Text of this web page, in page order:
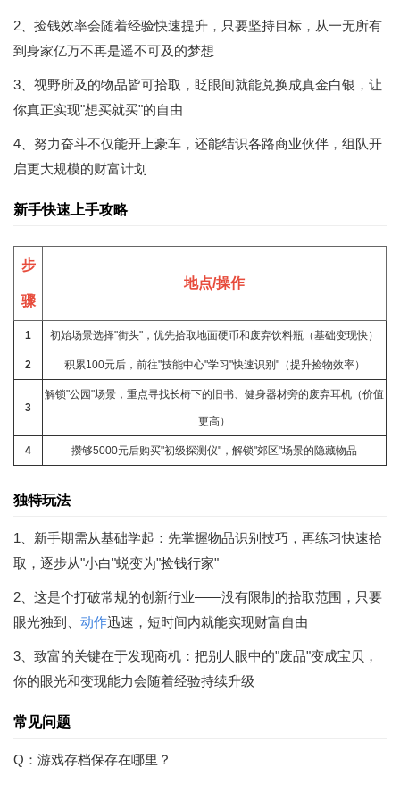
2、捡钱效率会随着经验快速提升，只要坚持目标，从一无所有
到身家亿万不再是遥不可及的梦想
3、视野所及的物品皆可拾取，眨眼间就能兑换成真金白银，让
你真正实现"想买就买"的自由
4、努力奋斗不仅能开上豪车，还能结识各路商业伙伴，组队开
启更大规模的财富计划
新手快速上手攻略
步
骤
地点/操作
1 初始场景选择"街头"，优先拾取地面硬币和废弃饮料瓶（基础变现快）
2 积累100元后，前往"技能中心"学习 "快速识别"（提升捡物效率）
3
解锁"公园"场景，重点寻找长椅下的旧书、健身器材旁的废弃耳机（价值
更高）
4 攒够5000元后购买"初级探测仪"，解锁"郊区"场景的隐藏物品
独特玩法
1、新手期需从基础学起：先掌握物品识别技巧，再练习快速拾
取，逐步从"小白"蜕变为"捡钱行家"
2、这是个打破常规的创新行业——没有限制的拾取范围，只要
眼光独到、 动作迅速，短时间内就能实现财富自由
3、致富的关键在于发现商机：把别人眼中的"废品"变成宝贝，
你的眼光和变现能力会随着经验持续升级
常见问题
Q：游戏存档保存在哪里？